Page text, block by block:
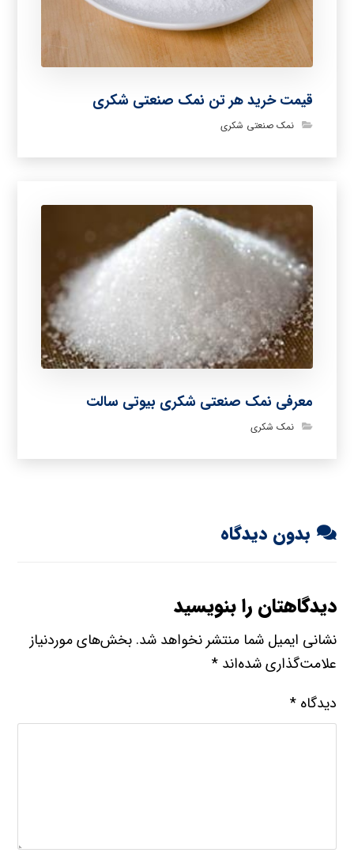
قیمت خرید هر تن نمک صنعتی شکری
نمک صنعتی شکری
معرفی نمک صنعتی شکری بیوتی سالت
نمک شکری
بدون دیدگاه
دیدگاهتان را بنویسید
نشانی ایمیل شما منتشر نخواهد شد. بخش‌های موردنیاز
علامت‌گذاری شده‌اند*
دیدگاه*